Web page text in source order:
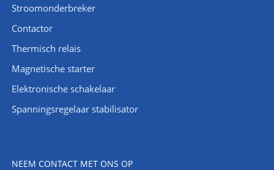
Stroomonderbreker
Contactor
Thermisch relais
Magnetische starter
Elektronische schakelaar
Spanningsregelaar stabilisator
NEEM CONTACT MET ONS OP